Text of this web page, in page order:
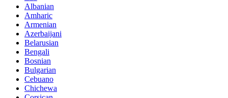
Albanian
Amharic
Armenian
Azerbaijani
Belarusian
Bengali
Bosnian
Bulgarian
Cebuano
Chichewa